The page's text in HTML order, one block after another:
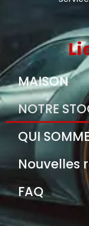
MAISON
NOTRE
QUI
Nouvelles
FAQ